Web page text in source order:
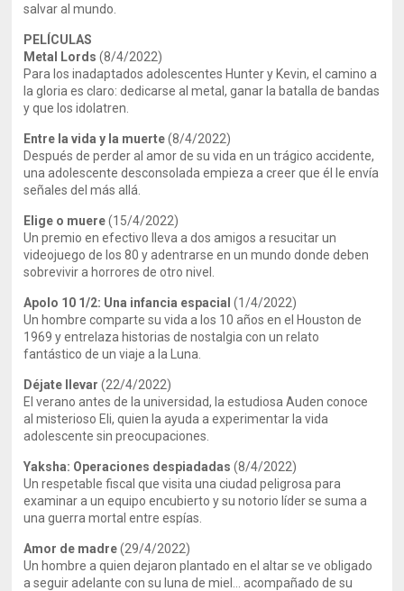
salvar al mundo.
PELÍCULAS
Metal Lords (8/4/2022)
Para los inadaptados adolescentes Hunter y Kevin, el camino a
la gloria es claro: dedicarse al metal, ganar la batalla de bandas
y que los idolatren.
Entre la vida y la muerte(8/4/2022)
Después de perder al amor de su vida en un trágico accidente,
una adolescente desconsolada empieza a creer que él le envía
señales del más allá.
Elige o muere(15/4/2022)
Un premio en efectivo lleva a dos amigos a resucitar un
videojuego de los 80 y adentrarse en un mundo donde deben
sobrevivir a horrores de otro nivel.
Apolo 10 1/2: Una infancia espacial (1/4/2022)
Un hombre comparte su vida a los 10 años en el Houston de
1969 y entrelaza historias de nostalgia con un relato
fantástico de un viaje a la Luna.
Déjate llevar (22/4/2022)
El verano antes de la universidad, la estudiosa Auden conoce
al misterioso Eli, quien la ayuda a experimentar la vida
adolescente sin preocupaciones.
Yaksha: Operaciones despiadadas (8/4/2022)
Un respetable fiscal que visita una ciudad peligrosa para
examinar a un equipo encubierto y su notorio líder se suma a
una guerra mortal entre espías.
Amor de madre(29/4/2022)
Un hombre a quien dejaron plantado en el altar se ve obligado
a seguir adelante con su luna de miel… acompañado de su